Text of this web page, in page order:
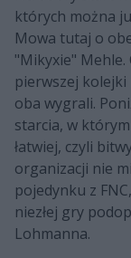
których można
Mowa tutaj o
"Mikyxie" Mehle.
pierwszej
oba wygrali.
starcia, w
łatwiej, czyli
organizacji nie
pojedynku z
niezłej gry
Lohmanna.